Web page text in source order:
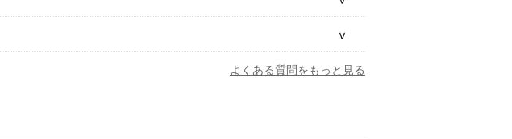
よくある質問をもっと見る